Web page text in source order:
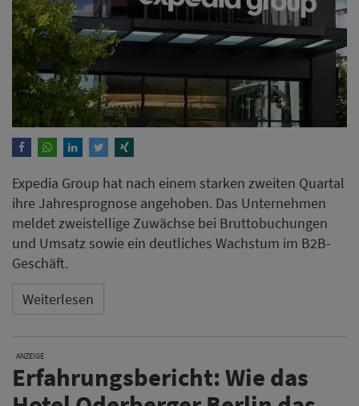
Expedia Group hat nach einem starken zweiten Quartal
ihre Jahresprognose angehoben. Das Unternehmen
meldet zweistellige Zuwächse bei Bruttobuchungen
und Umsatz sowie ein deutliches Wachstum im B2B-
Geschäft.
Weiterlesen
ANZEIGE
Erfahrungsbericht: Wie das